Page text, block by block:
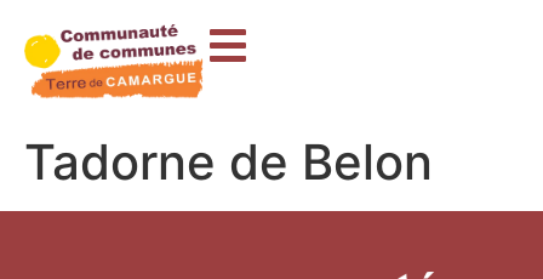
principal
Tadorne de Belon